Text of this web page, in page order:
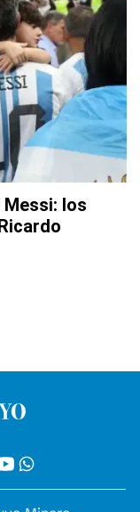
los